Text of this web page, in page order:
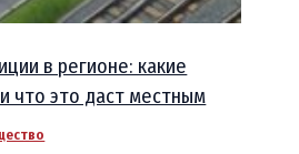
в регионе: какие
что это даст местным